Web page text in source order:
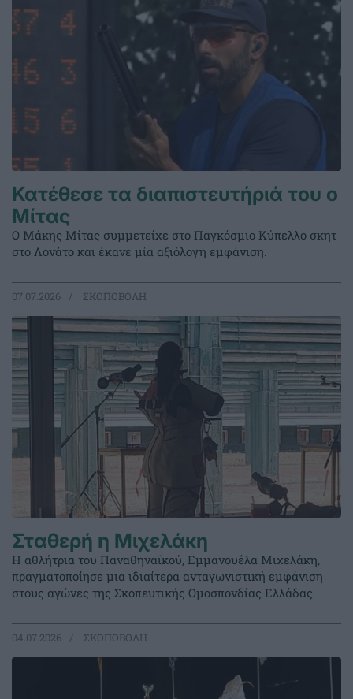
Κατέθεσε τα διαπιστευτήριά του ο
Μίτας
Ο Μάκης Μίτας συμμετείχε στο Παγκόσμιο Κύπελλο σκητ
στο Λονάτο και έκανε μία αξιόλογη εμφάνιση.
07.07.2026 ΣΚΟΠΟΒΟΛΗ
Σταθερή η Μιχελάκη
Η αθλήτρια του Παναθηναϊκού, Εμμανουέλα Μιχελάκη,
πραγματοποίησε μια ιδιαίτερα ανταγωνιστική εμφάνιση
στους αγώνες της Σκοπευτικής Ομοσπονδίας Ελλάδας.
04.07.2026 ΣΚΟΠΟΒΟΛΗ